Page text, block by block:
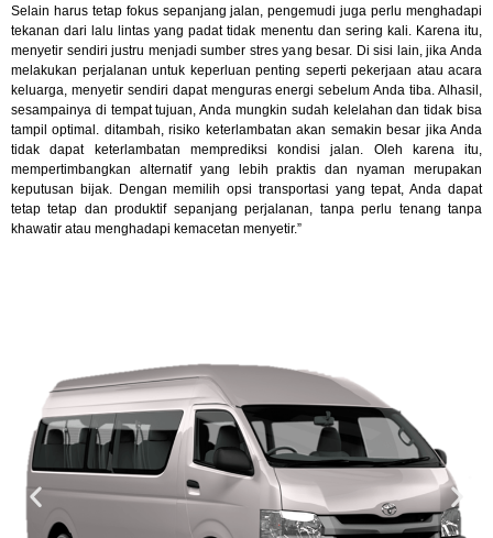
Selain harus tetap fokus sepanjang jalan, pengemudi juga perlu menghadapi
tekanan dari lalu lintas yang padat tidak menentu dan sering kali. Karena itu,
menyetir sendiri justru menjadi sumber stres yang besar. Di sisi lain, jika Anda
melakukan perjalanan untuk keperluan penting seperti pekerjaan atau acara
keluarga, menyetir sendiri dapat menguras energi sebelum Anda tiba. Alhasil,
sesampainya di tempat tujuan, Anda mungkin sudah kelelahan dan tidak bisa
tampil optimal. ditambah, risiko keterlambatan akan semakin besar jika Anda
tidak dapat keterlambatan memprediksi kondisi jalan. Oleh karena itu,
mempertimbangkan alternatif yang lebih praktis dan nyaman merupakan
keputusan bijak. Dengan memilih opsi transportasi yang tepat, Anda dapat
tetap tetap dan produktif sepanjang perjalanan, tanpa perlu tenang tanpa
khawatir atau menghadapi kemacetan menyetir.”